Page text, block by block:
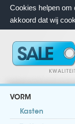
Cookies helpen om
akkoord dat wij
VORM
Kasten